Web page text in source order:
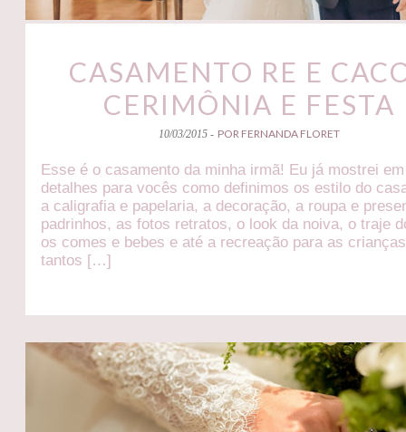
CASAMENTO RE E
CERIMÔNIA E FESTA
10/03/2015 - POR FERNANDA FLORET
Esse é o casamento da minha irmã! Eu já mostrei em
detalhes para vocês como definimos os estilo do
a caligrafia e papelaria, a decoração, a roupa e
padrinhos, as fotos retratos, o look da noiva, o traje
os comes e bebes e até a recreação para as
tantos […]